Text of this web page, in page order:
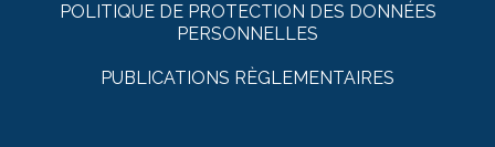
POLITIQUE DE PROTECTION DES DONNÉES
PERSONNELLES
PUBLICATIONS RÈGLEMENTAIRES